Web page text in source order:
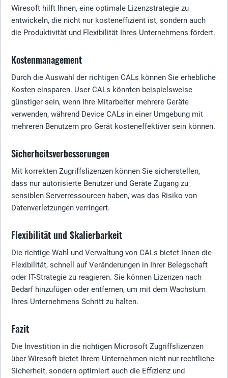
Wiresoft hilft Ihnen, eine optimale Lizenzstrategie zu
entwickeln, die nicht nur kosteneffizient ist, sondern auch
die Produktivität und Flexibilität Ihres Unternehmens fördert.
Kostenmanagement
Durch die Auswahl der richtigen CALs können Sie erhebliche
Kosten einsparen. User CALs könnten beispielsweise
günstiger sein, wenn Ihre Mitarbeiter mehrere Geräte
verwenden, während Device CALs in einer Umgebung mit
mehreren Benutzern pro Gerät kosteneffektiver sein können.
Sicherheitsverbesserungen
Mit korrekten Zugriffslizenzen können Sie sicherstellen,
dass nur autorisierte Benutzer und Geräte Zugang zu
sensiblen Serverressourcen haben, was das Risiko von
Datenverletzungen verringert.
Flexibilität und Skalierbarkeit
Die richtige Wahl und Verwaltung von CALs bietet Ihnen die
Flexibilität, schnell auf Veränderungen in Ihrer Belegschaft
oder IT-Strategie zu reagieren. Sie können Lizenzen nach
Bedarf hinzufügen oder entfernen, um mit dem Wachstum
Ihres Unternehmens Schritt zu halten.
Fazit
Die Investition in die richtigen Microsoft Zugriffslizenzen
über Wiresoft bietet Ihrem Unternehmen nicht nur rechtliche
Sicherheit, sondern optimiert auch die Effizienz und